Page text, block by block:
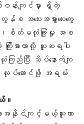
ဝန်းကျင်မှာ ရှိတဲ့
အသေးအမွှားလေးတွေ
စ်မှု၊စိတ်မလုံခြုံမှု အစ
းစားတာလို့ ယူဆရပါ
ည်ပြီး သိပ်နောက်ကျ
ပ်ဆောင်ဖို့ အရမ်း
။
အနိုင်ကျင့်မယ့်သူဟာ